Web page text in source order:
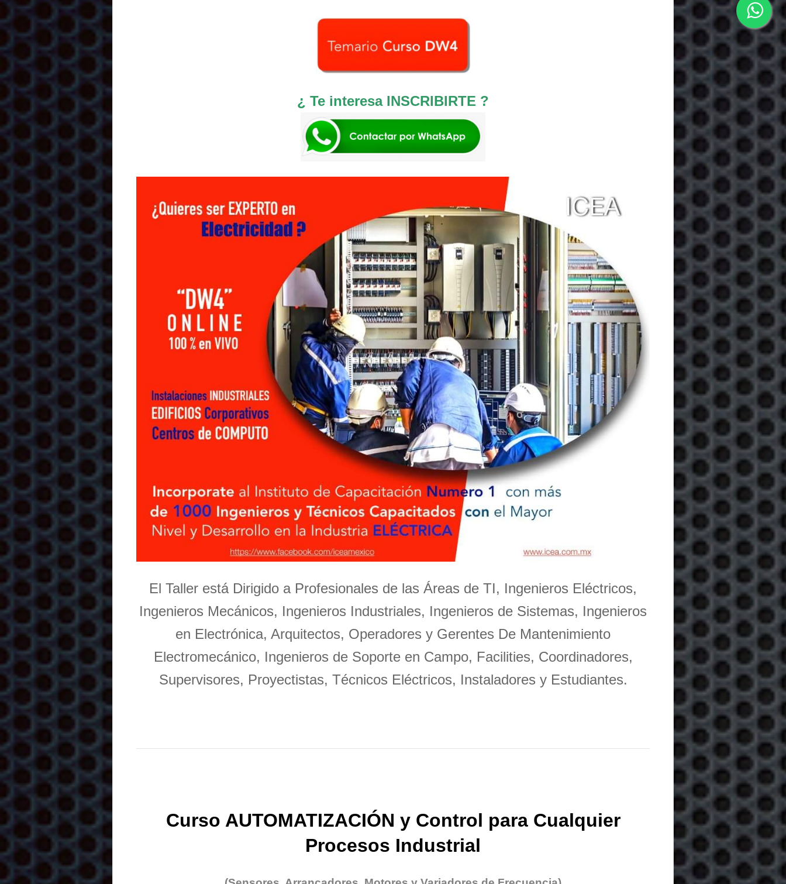
¿ Te interesa INSCRIBIRTE ?
El Taller está Dirigido a Profesionales de las Áreas de TI, Ingenieros Eléctricos,
Ingenieros Mecánicos, Ingenieros Industriales, Ingenieros de Sistemas, Ingenieros
en Electrónica, Arquitectos, Operadores y Gerentes De Mantenimiento
Electromecánico, Ingenieros de Soporte en Campo, Facilities, Coordinadores,
Supervisores, Proyectistas, Técnicos Eléctricos, Instaladores y Estudiantes.
Curso AUTOMATIZACIÓN y Control para Cualquier
Procesos Industrial